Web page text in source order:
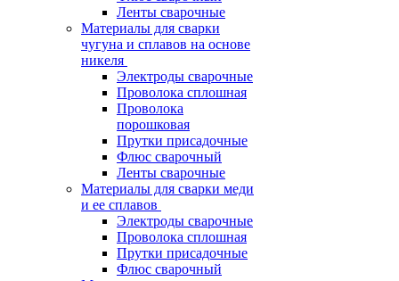
Ленты сварочные
Материалы для сварки
чугуна и сплавов на основе
никеля
Электроды сварочные
Проволока сплошная
Проволока
порошковая
Прутки присадочные
Флюс сварочный
Ленты сварочные
Материалы для сварки меди
и ее сплавов
Электроды сварочные
Проволока сплошная
Прутки присадочные
Флюс сварочный